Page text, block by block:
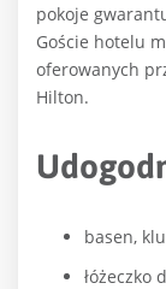
pokoje
Goście hotelu
oferowanych
Hilton.
basen,
łóżeczko